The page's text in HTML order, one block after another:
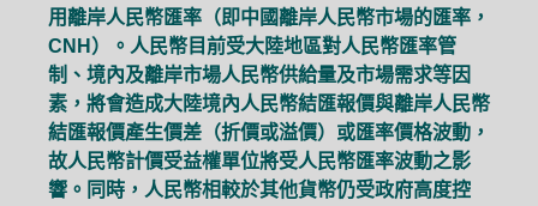
用離岸人民幣匯率（即中國離岸人民幣市場的匯率，
CNH）。人民幣目前受大陸地區對人民幣匯率管
制、境內及離岸市場人民幣供給量及市場需求等因
素，將會造成大陸境內人民幣結匯報價與離岸人民幣
結匯報價產生價差（折價或溢價）或匯率價格波動，
故人民幣計價受益權單位將受人民幣匯率波動之影
響。同時，人民幣相較於其他貨幣仍受政府高度控